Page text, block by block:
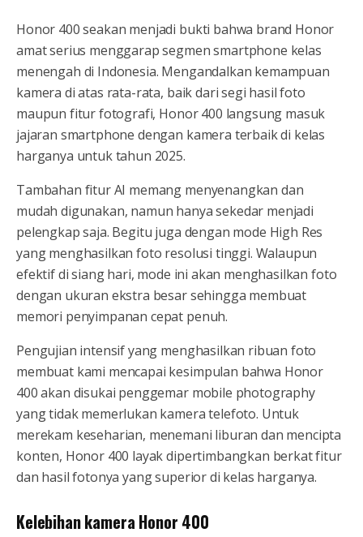
Honor 400 seakan menjadi bukti bahwa brand Honor
amat serius menggarap segmen smartphone kelas
menengah di Indonesia. Mengandalkan kemampuan
kamera di atas rata-rata, baik dari segi hasil foto
maupun fitur fotografi, Honor 400 langsung masuk
jajaran smartphone dengan kamera terbaik di kelas
harganya untuk tahun 2025.
Tambahan fitur AI memang menyenangkan dan
mudah digunakan, namun hanya sekedar menjadi
pelengkap saja. Begitu juga dengan mode High Res
yang menghasilkan foto resolusi tinggi. Walaupun
efektif di siang hari, mode ini akan menghasilkan foto
dengan ukuran ekstra besar sehingga membuat
memori penyimpanan cepat penuh.
Pengujian intensif yang menghasilkan ribuan foto
membuat kami mencapai kesimpulan bahwa Honor
400 akan disukai penggemar mobile photography
yang tidak memerlukan kamera telefoto. Untuk
merekam keseharian, menemani liburan dan mencipta
konten, Honor 400 layak dipertimbangkan berkat fitur
dan hasil fotonya yang superior di kelas harganya.
Kelebihan kamera Honor 400